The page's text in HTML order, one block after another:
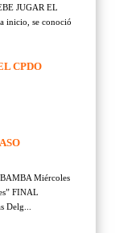
JUGAR EL
inicio, se conoció
CPDO
Miércoles
FINAL